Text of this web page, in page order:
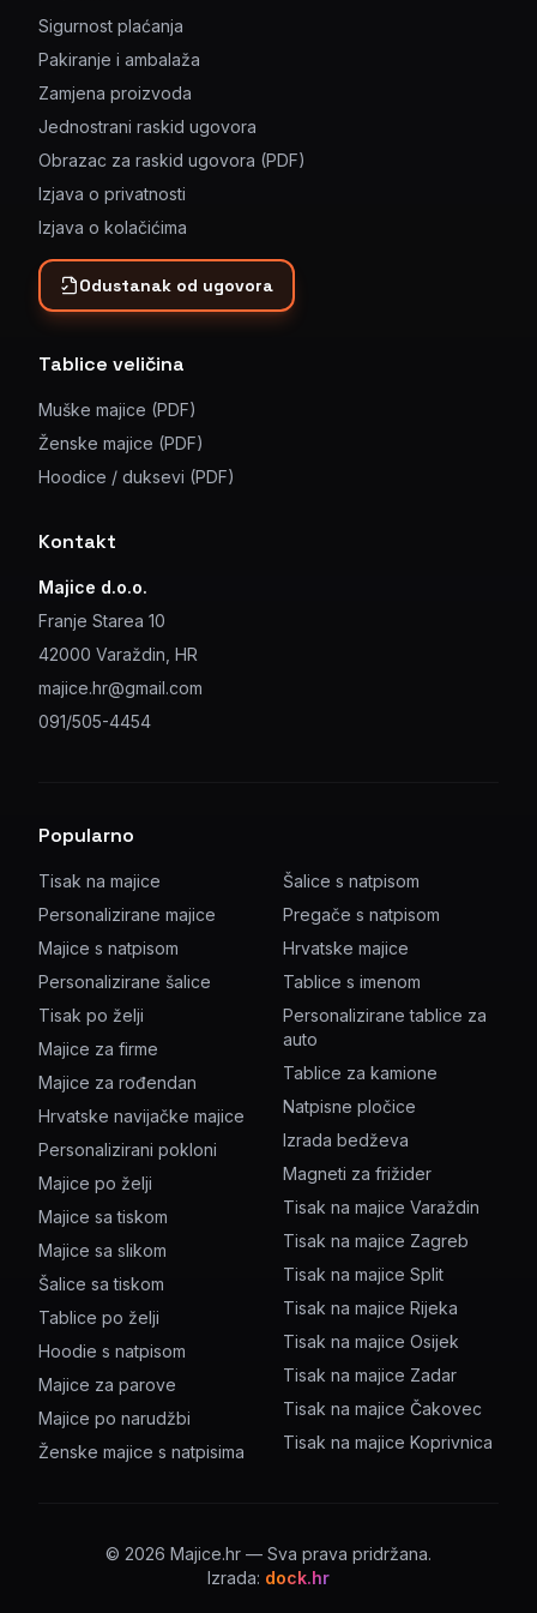
Sigurnost plaćanja
Pakiranje i ambalaža
Zamjena proizvoda
Jednostrani raskid ugovora
Obrazac za raskid ugovora (PDF)
Izjava o privatnosti
Izjava o kolačićima
Odustanak od ugovora
Tablice veličina
Muške majice (PDF)
Ženske majice (PDF)
Hoodice / duksevi (PDF)
Kontakt
Majice d.o.o.
Franje Starea 10
42000 Varaždin, HR
majice.hr@gmail.com
091/505-4454
Popularno
Tisak na majice
Personalizirane majice
Majice s natpisom
Personalizirane šalice
Tisak po želji
Majice za firme
Majice za rođendan
Hrvatske navijačke majice
Personalizirani pokloni
Majice po želji
Majice sa tiskom
Majice sa slikom
Šalice sa tiskom
Tablice po želji
Hoodie s natpisom
Majice za parove
Majice po narudžbi
Ženske majice s natpisima
Šalice s natpisom
Pregače s natpisom
Hrvatske majice
Tablice s imenom
Personalizirane tablice za
auto
Tablice za kamione
Natpisne pločice
Izrada bedževa
Magneti za frižider
Tisak na majice Varaždin
Tisak na majice Zagreb
Tisak na majice Split
Tisak na majice Rijeka
Tisak na majice Osijek
Tisak na majice Zadar
Tisak na majice Čakovec
Tisak na majice Koprivnica
© 2026 Majice.hr — Sva prava pridržana.
Izrada: dock.hr